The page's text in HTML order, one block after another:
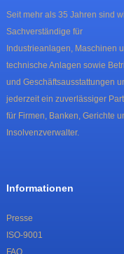
Seit mehr als 35 Jahren sind
Sachverständige für
Industrieanlagen, Maschinen
technische Anlagen sowie
und Geschäftsausstattungen
jederzeit ein zuverlässiger
für Firmen, Banken, Gerichte
Insolvenzverwalter.
Informationen
Presse
ISO-9001
FAQ